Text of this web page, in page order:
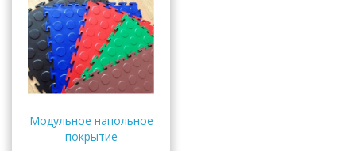
Модульное напольное
покрытие